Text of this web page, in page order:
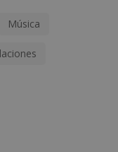
Música